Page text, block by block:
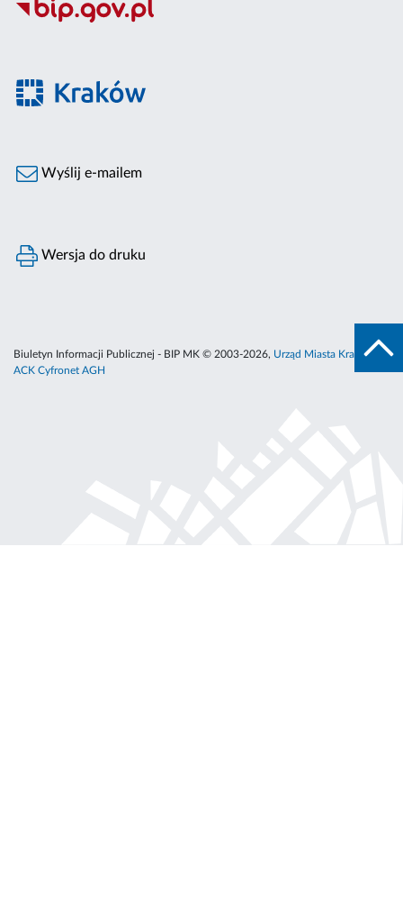
Wyślij e-mailem
Wersja do druku
Biuletyn Informacji Publicznej - BIP MK © 2003-2026, Urząd Miasta Krakowa
ACK Cyfronet AGH